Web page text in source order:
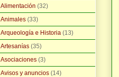
Alimentación (32)
Animales (33)
Arqueología e Historia (13)
Artesanías (35)
Asociaciones (3)
Avisos y anuncios (14)